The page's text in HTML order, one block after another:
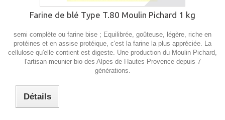
Farine de blé Type T.80 Moulin Pichard 1 kg
semi complète ou farine bise ; Equilibrée, goûteuse, légère, riche en
protéines et en assise protéique, c'est la farine la plus appréciée. La
cellulose qu'elle contient est digeste. Une production du Moulin Pichard,
l'artisan-meunier bio des Alpes de Hautes-Provence depuis 7
générations.
Détails